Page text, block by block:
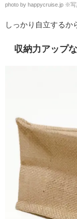
photo by happycruise.jp ※写
しっかり自立するか
収納力アップ